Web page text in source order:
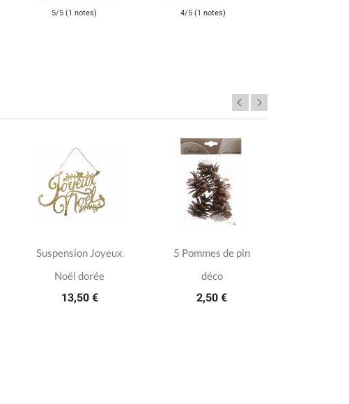
5/5 (1 notes) 4/5 (1 notes)
Suspension Joyeux
Noël dorée
13,50 €
5 Pommes de pin
déco
2,50 €